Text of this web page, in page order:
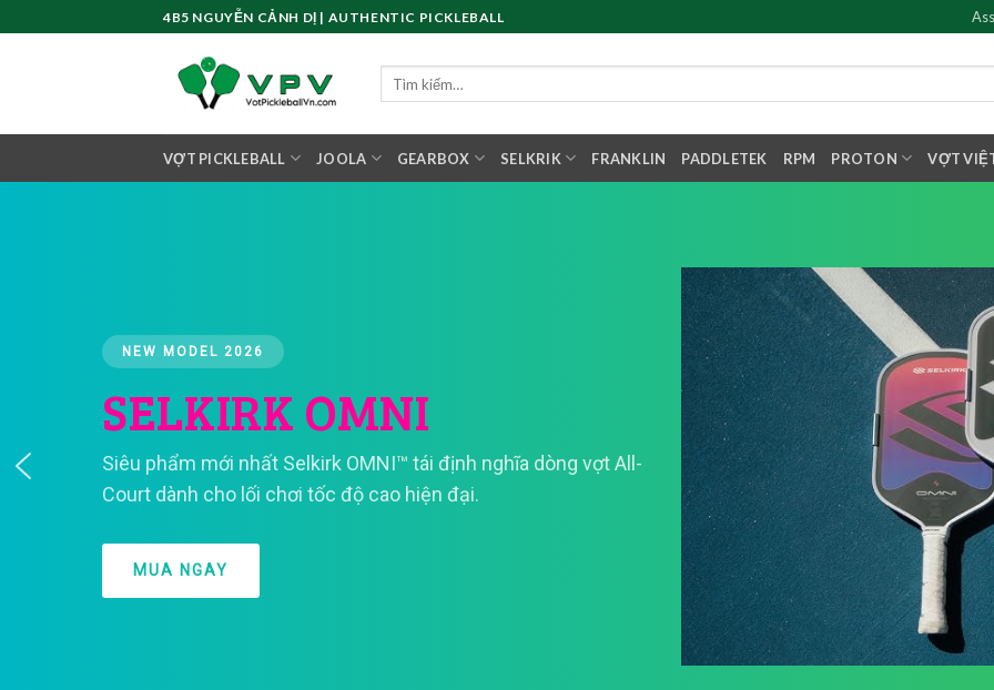
to
4B5 NGUYỄN CẢNH DỊ | AUTHENTIC PICKLEBALL
VỢT PICKLEBALL JOOLA GEARBOX SELKRIK FRANKLIN PADDLETEK RPM PROTON VỢT
NEW MODEL 2026
SELKIRK OMNI
Siêu phẩm mới nhất Selkirk OMNI™ tái định nghĩa dòng vợt All-
Court dành cho lối chơi tốc độ cao hiện đại.
MUA NGAY